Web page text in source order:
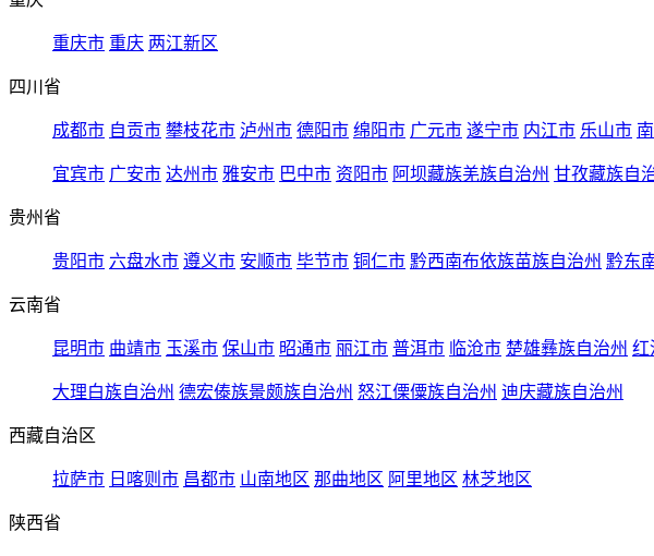
重庆市 重庆 两江新区
四川省
成都市 自贡市 攀枝花市 泸州市 德阳市 绵阳市 广元市 遂宁市 内江市 乐山市
宜宾市 广安市 达州市 雅安市 巴中市 资阳市 阿坝藏族羌族自治州 甘孜藏族自
贵州省
贵阳市 六盘水市 遵义市 安顺市 毕节市 铜仁市 黔西南布依族苗族自治州 黔东
云南省
昆明市 曲靖市 玉溪市 保山市 昭通市 丽江市 普洱市 临沧市 楚雄彝族自治州 红
大理白族自治州 德宏傣族景颇族自治州 怒江傈僳族自治州 迪庆藏族自治州
西藏自治区
拉萨市 日喀则市 昌都市 山南地区 那曲地区 阿里地区 林芝地区
陕西省